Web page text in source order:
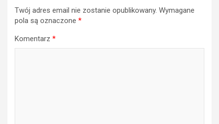
Twój adres email nie zostanie opublikowany. Wymagane
pola są oznaczone *
Komentarz *